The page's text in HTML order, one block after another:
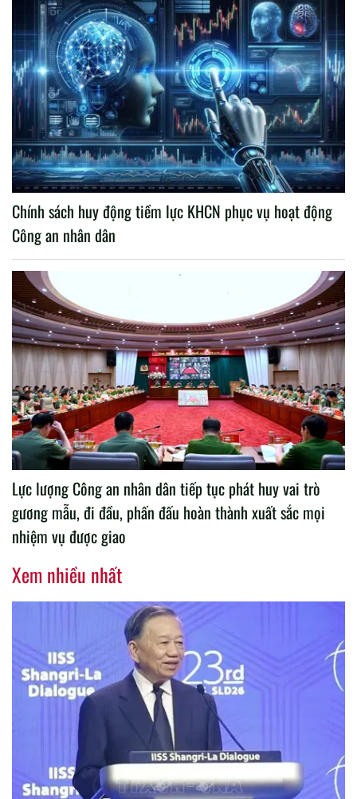
Chính sách huy động tiềm lực KHCN phục vụ hoạt động
Công an nhân dân
Lực lượng Công an nhân dân tiếp tục phát huy vai trò
gương mẫu, đi đầu, phấn đấu hoàn thành xuất sắc mọi
nhiệm vụ được giao
Xem nhiều nhất